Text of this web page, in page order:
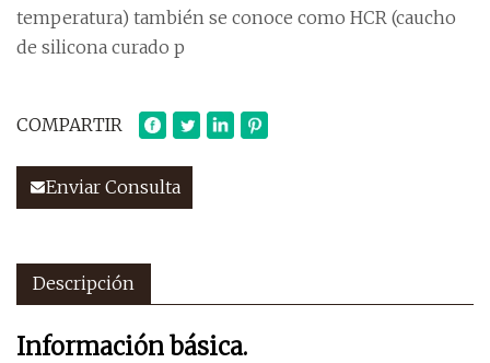
temperatura) también se conoce como HCR (caucho
de silicona curado p
COMPARTIR
Enviar Consulta
Descripción
Información básica.